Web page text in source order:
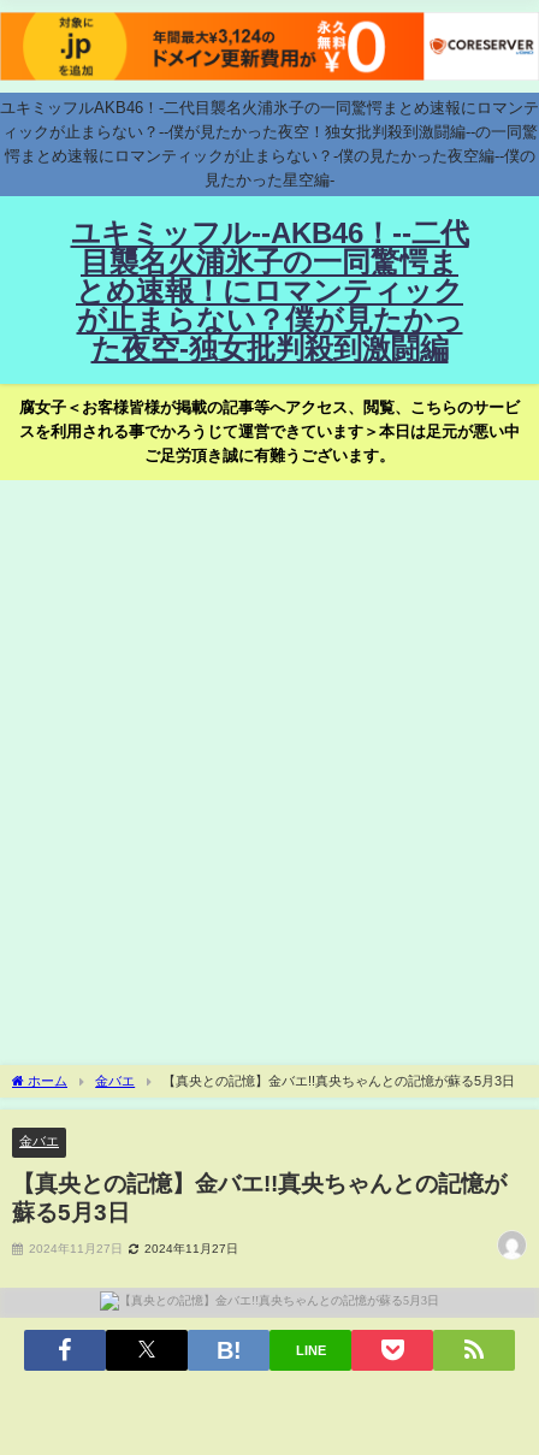
ユキミッフルAKB46！-二代目襲名火浦氷子の一同驚愕まとめ速報にロマンテ
ィックが止まらない？--僕が見たかった夜空！独女批判殺到激闘編--の一同驚
愕まとめ速報にロマンティックが止まらない？-僕の見たかった夜空編--僕の
見たかった星空編-
ユキミッフル--AKB46！--二代
目襲名火浦氷子の一同驚愕ま
とめ速報！にロマンティック
が止まらない？僕が見たかっ
た夜空-独女批判殺到激闘編
腐女子＜お客様皆様が掲載の記事等へアクセス、閲覧、こちらのサービ
スを利用される事でかろうじて運営できています＞本日は足元が悪い中
ご足労頂き誠に有難うございます。
ホーム 金バエ 【真央との記憶】金バエ!!真央ちゃんとの記憶が蘇る5月3日
金バエ
【真央との記憶】金バエ!!真央ちゃんとの記憶が
蘇る5月3日
2024年11月27日 2024年11月27日
LINE